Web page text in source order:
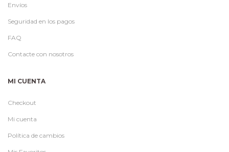
Envíos
Seguridad en los pagos
FAQ
Contacte con nosotros
MI CUENTA
Checkout
Mi cuenta
Política de cambios